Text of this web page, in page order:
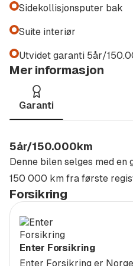
Sulland Drammen din
VW Nyttekjøretøy og Skoda
-Vi tilbyr diverse
nye bil som:
finansiering hvis det er
Ladeboks til hybrid / elbil
Skiboks og lastestativ
Ettermontering av originalt
Sidekollisjonsputer bak
Suite interiør
Utvidet garanti 5år/
Mer informasjon
Garanti
5år/150.000km
Denne bilen selges med
150 000 km fra første
Forsikring
Enter Forsikring
Enter Forsikring er